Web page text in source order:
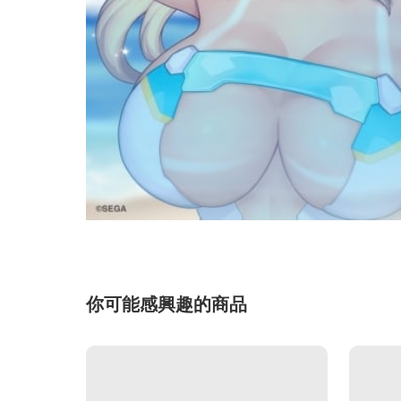
你可能感興趣的商品